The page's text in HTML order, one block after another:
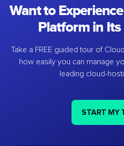
Want to
Platform in Its
Take a FREE guided tour of
how easily you can manage
leading cloud-
START MY